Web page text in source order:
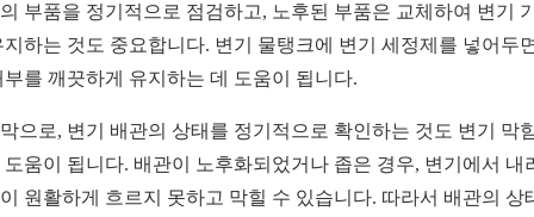
부품을 정기적으로 점검하고, 노후된 부품은 교체하여 변기
지하는 것도 중요합니다. 변기 물탱크에 변기 세정제를 넣어두
부를 깨끗하게 유지하는 데 도움이 됩니다.
으로, 변기 배관의 상태를 정기적으로 확인하는 것도 변기 막
도움이 됩니다. 배관이 노후화되었거나 좁은 경우, 변기에서 내
원활하게 흐르지 못하고 막힐 수 있습니다. 따라서 배관의 상